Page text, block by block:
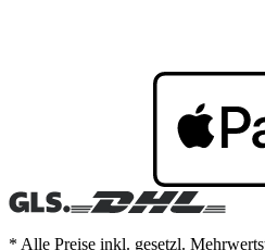
* Alle Preise inkl. gesetzl.